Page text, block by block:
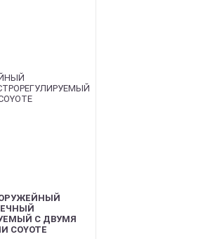
ОРУЖЕЙНЫЙ
С ДВУМЯ
COYOTE